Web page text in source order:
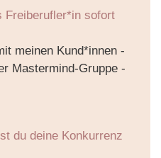
Freiberufler*in sofort
meinen Kund*innen -
Mastermind-Gruppe -
du deine Konkurrenz